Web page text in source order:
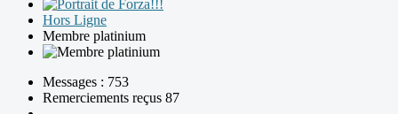
Hors Ligne
Membre platinium
Messages : 753
Remerciements reçus 87